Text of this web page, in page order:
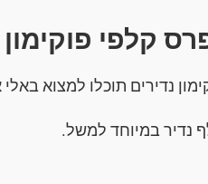
קלפי פוקימון
נדירים תוכלו למצוא
נדיר במיוחד למשל.